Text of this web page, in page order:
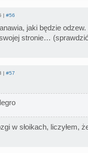
| #56
jaki będzie
stronie…
| #57
w słoikach, liczyłem,